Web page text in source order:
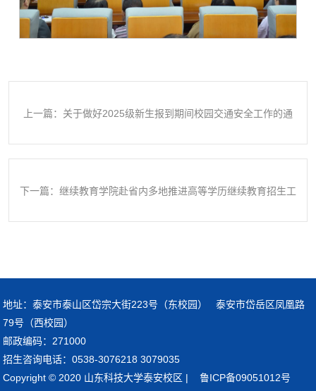
上一篇：关于做好2025级新生报到期间校园交通安全工作的通
下一篇：继续教育学院赴省内多地推进高等学历继续教育招生工
地址：泰安市泰山区岱宗大街223号（东校园） 泰安市岱岳区凤凰路
79号（西校园）
邮政编码：271000
招生咨询电话：0538-3076218 3079035
Copyright © 2020 山东科技大学泰安校区 | 鲁ICP备09051012号